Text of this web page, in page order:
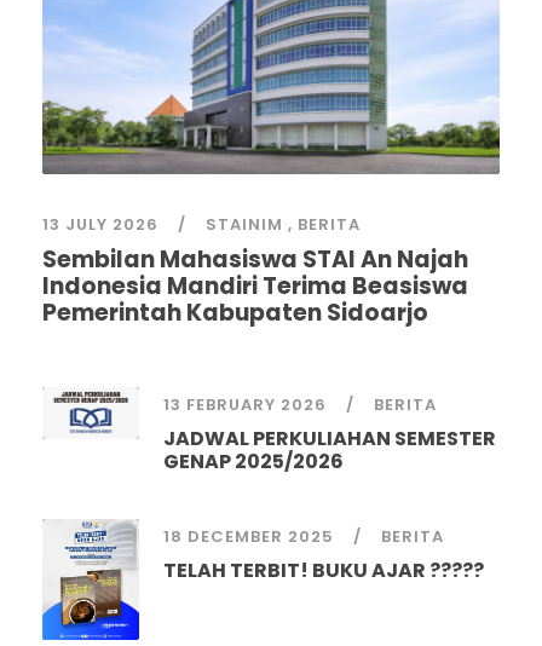
13 JULY 2026 STAINIM , BERITA
Sembilan Mahasiswa STAI An Najah
Indonesia Mandiri Terima Beasiswa
Pemerintah Kabupaten Sidoarjo
13 FEBRUARY 2026 BERITA
JADWAL PERKULIAHAN SEMESTER
GENAP 2025/2026
18 DECEMBER 2025 BERITA
TELAH TERBIT! BUKU AJAR ?????